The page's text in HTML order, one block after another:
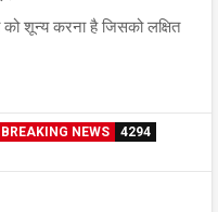
शून्य करना है जिसको लक्षित
BREAKING NEWS
4294